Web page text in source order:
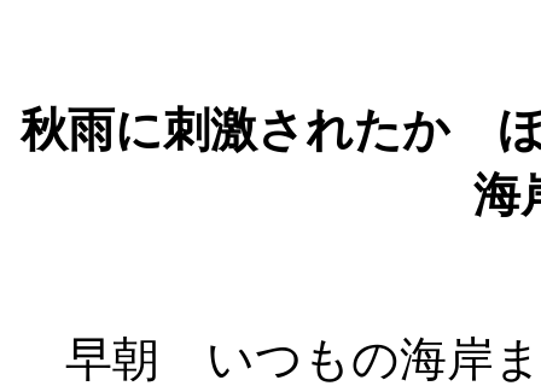
秋雨に刺激されたか
海
早朝 いつもの海岸